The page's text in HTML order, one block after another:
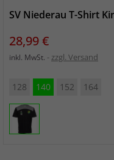
SV Niederau T-Shirt
Preis
28,99 €
inkl. MwSt. zzgl. Versand
128 140 152 164